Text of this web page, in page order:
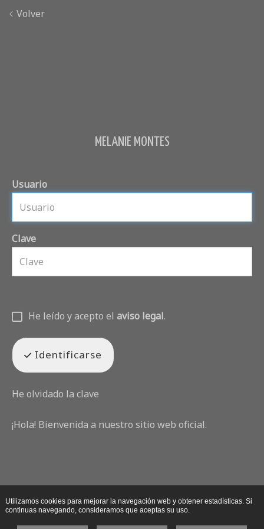
Volver
MELANIE MONTES
Usuario
Clave
He leído y acepto el aviso legal.
Identificarse
He olvidado la clave
¡Hola! Bienvenida a nuestro sitio web oficial.
Utilizamos cookies para mejorar la navegación web y obtener estadísticas. Si
continuas navegando, consideramos que aceptas su uso.